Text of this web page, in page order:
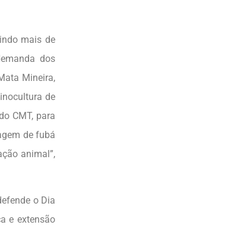
mais de
dos
Mineira,
de
CMT, para
de fubá
animal”,
o Dia
e extensão